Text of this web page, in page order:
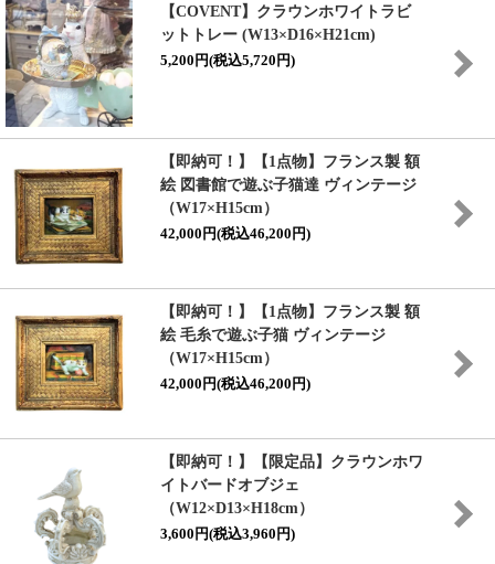
【COVENT】クラウンホワイトラビ
ットトレー (W13×D16×H21cm)
5,200円(税込5,720円)
【即納可！】【1点物】フランス製 額
絵 図書館で遊ぶ子猫達 ヴィンテージ
（W17×H15cm）
42,000円(税込46,200円)
【即納可！】【1点物】フランス製 額
絵 毛糸で遊ぶ子猫 ヴィンテージ
（W17×H15cm）
42,000円(税込46,200円)
【即納可！】【限定品】クラウンホワ
イトバードオブジェ
（W12×D13×H18cm）
3,600円(税込3,960円)